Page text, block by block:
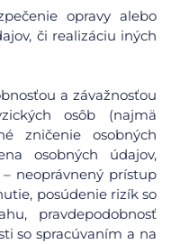
opravy alebo
či realizáciu iných
a závažnosťou
osôb (najmä
zničenie osobných
osobných údajov,
neoprávnený prístup
posúdenie rizík so
pravdepodobnosť
so spracúvaním a na